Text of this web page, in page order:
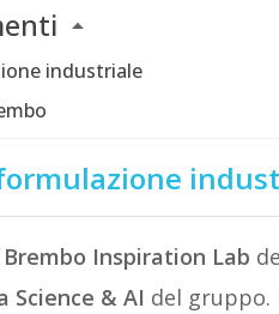
industriale
Brembo Inspiration Lab
Science & AI del gruppo.